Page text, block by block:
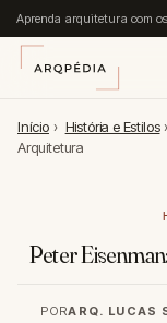
Aprenda arquitetura com
Início › História e Estilos ›
Arquitetura
Peter
PORARQ. LUCAS